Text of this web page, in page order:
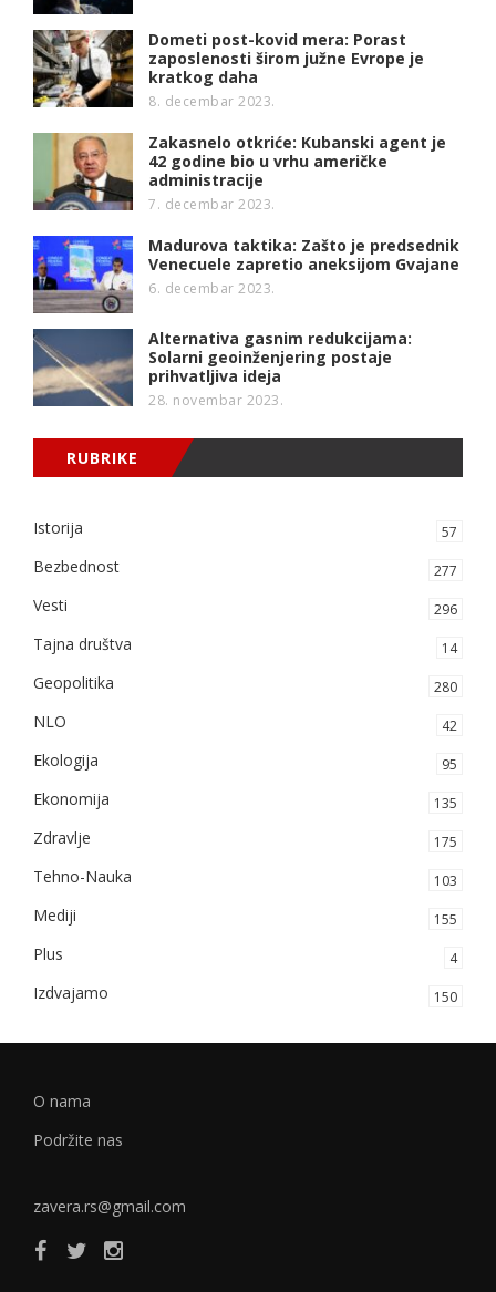
Dometi post-kovid mera: Porast
zaposlenosti širom južne Evrope je
kratkog daha
8. decembar 2023.
Zakasnelo otkriće: Kubanski agent je
42 godine bio u vrhu američke
administracije
7. decembar 2023.
Madurova taktika: Zašto je predsednik
Venecuele zapretio aneksijom Gvajane
6. decembar 2023.
Alternativa gasnim redukcijama:
Solarni geoinženjering postaje
prihvatljiva ideja
28. novembar 2023.
RUBRIKE
Istorija 57
Bezbednost 277
Vesti 296
Tajna društva 14
Geopolitika 280
NLO 42
Ekologija 95
Ekonomija 135
Zdravlje 175
Tehno-Nauka 103
Mediji 155
Plus 4
Izdvajamo 150
O nama
Podržite nas
zavera.rs@gmail.com